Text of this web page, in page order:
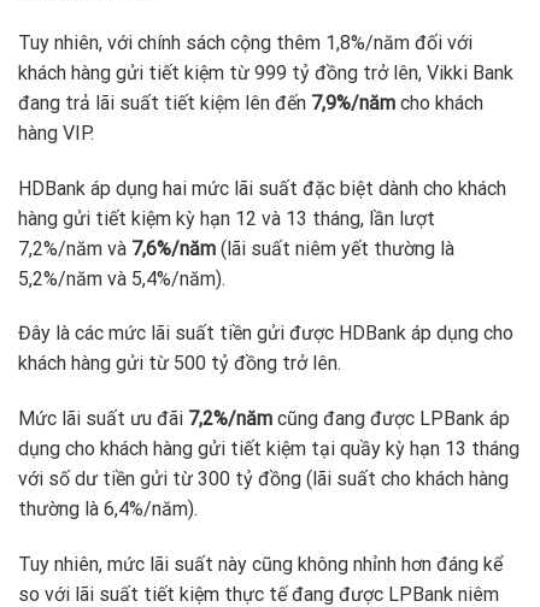
Tuy nhiên, với chính sách cộng thêm 1,8%/năm đối với
khách hàng gửi tiết kiệm từ 999 tỷ đồng trở lên, Vikki Bank
đang trả lãi suất tiết kiệm lên đến 7,9%/năm cho khách
hàng VIP.
HDBank áp dụng hai mức lãi suất đặc biệt dành cho khách
hàng gửi tiết kiệm kỳ hạn 12 và 13 tháng, lần lượt
7,2%/năm và 7,6%/năm (lãi suất niêm yết thường là
5,2%/năm và 5,4%/năm).
Đây là các mức lãi suất tiền gửi được HDBank áp dụng cho
khách hàng gửi từ 500 tỷ đồng trở lên.
Mức lãi suất ưu đãi 7,2%/năm cũng đang được LPBank áp
dụng cho khách hàng gửi tiết kiệm tại quầy kỳ hạn 13 tháng
với số dư tiền gửi từ 300 tỷ đồng (lãi suất cho khách hàng
thường là 6,4%/năm).
Tuy nhiên, mức lãi suất này cũng không nhỉnh hơn đáng kể
so với lãi suất tiết kiệm thực tế đang được LPBank niêm